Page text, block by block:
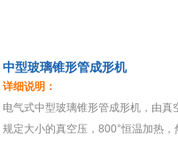
中型玻璃锥形管成形机
详细说明：
电气式中型玻璃锥形管成形机，由
规定大小的真空压，800°恒温加热